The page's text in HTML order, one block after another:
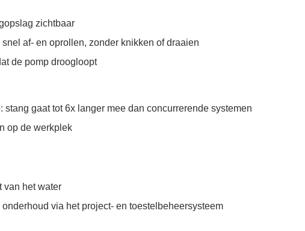
zichtbaar
af- en oprollen, zonder knikken of draaien
de pomp droogloopt
gaat tot 6x langer mee dan concurrerende systemen
op de werkplek
van het water
via het project- en toestelbeheersysteem